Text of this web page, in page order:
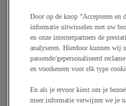
Lichte stelling
Middelzware stelling
Palletstelling
Rek voor haspels en
Stelling voor detail-
Stellingen voor de
Voedingstelling
Zware stelling
Door op de knop "Accepteren
informatie uitwisselen met uw
en onze internetpartners de
analyseren. Hierdoor kunnen wij
passende/gepersonaliseerd
en voorkeuren voor elk type
En als je ervoor kiest om je
meer informatie verwijzen we je